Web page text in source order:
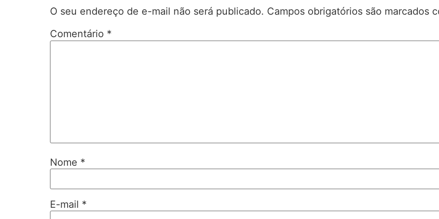
O seu endereço de e-mail não será publicado. Campos obrigatórios são marcados
Comentário *
Nome *
E-mail *